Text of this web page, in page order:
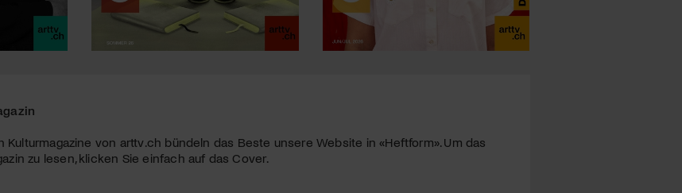
Kulturmagazine von arttv.ch bündeln das Beste unsere Website in «Heftform». Um das
zu lesen, klicken Sie einfach auf das Cover.